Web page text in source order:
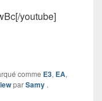
youtube]
comme E3, EA,
parSamy .